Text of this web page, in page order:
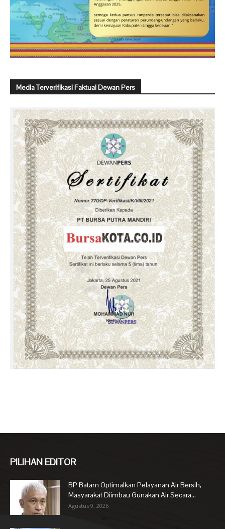
Media Terverifikasi Faktual Dewan Pers
PILIHAN EDITOR
BP Batam Optimalkan Pelayanan Air Bersih,
Masyarakat Diimbau Gunakan Air Secara...
Agustus 9, 2026